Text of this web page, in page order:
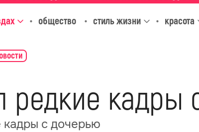
общество стиль жизни красота
редкие кадры
кадры с дочерью